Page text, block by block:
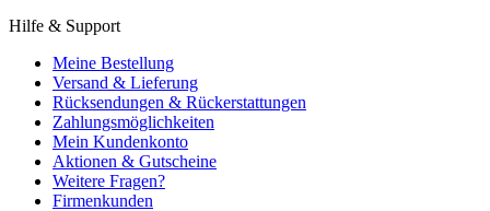
Hilfe & Support
Meine Bestellung
Versand & Lieferung
Rücksendungen & Rückerstattungen
Zahlungsmöglichkeiten
Mein Kundenkonto
Aktionen & Gutscheine
Weitere Fragen?
Firmenkunden